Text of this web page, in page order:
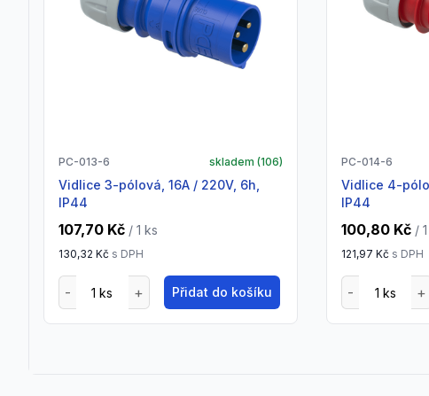
PC-013-6 skladem (106)
vidlice 3-pólová, 16A / 220V, 6h,
IP44
107,70 Kč / 1 ks
130,32 Kč s DPH
Přidat do košíku
PC-014-6
vidlice 4-pólová, 16A / 400V, 6h,
IP44
100,80 Kč / 1
121,97 Kč s DPH